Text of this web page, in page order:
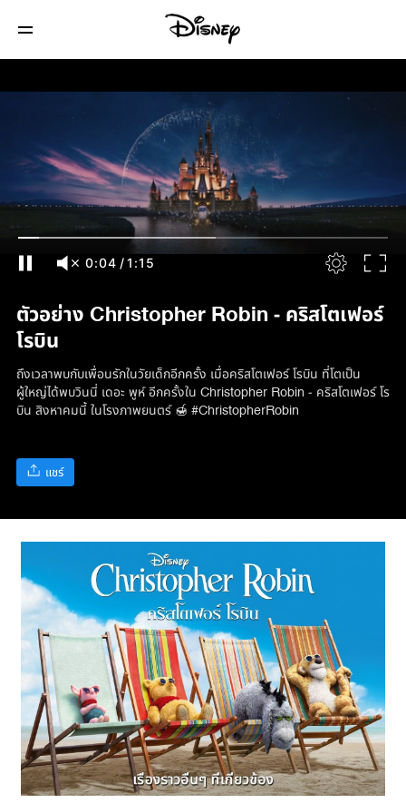
0:04 /1:15
ตัวอย่าง Christopher Robin - คริสโตเฟอร์
โรบิน
ถึงเวลาพบกับเพื่อนรักในวัยเด็กอีกครั้ง เมื่อคริสโตเฟอร์ โรบิน ที่โตเป็น
ผู้ใหญ่ได้พบวินนี่ เดอะ พูห์ อีกครั้งใน Christopher Robin - คริสโตเฟอร์ โร
บิน สิงหาคมนี้ ในโรงภาพยนตร์ 🍯 #ChristopherRobin
แชร์